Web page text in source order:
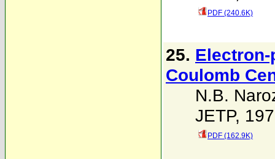
PDF (240.6K)
25.
Coulomb
N.B.
JETP,
PDF (162.9K)